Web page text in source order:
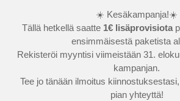
☀️ Kesäkampanja!☀️
Tällä hetkellä saatte 1€ lisäprovisiota
ensimmäisestä paketista
Rekisteröi myyntisi viimeistään 31.
kampanjan.
Tee jo tänään ilmoitus
pian yhteyttä!